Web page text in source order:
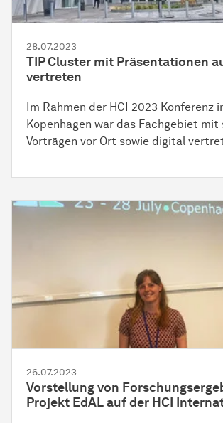
28.07.2023
TIP Cluster mit Präsentationen
vertreten
Im Rahmen der HCI 2023 Konferenz
Kopenhagen war das Fachgebiet mit
Vorträgen vor Ort sowie digital
26.07.2023
Vorstellung von
Projekt EdAL auf der HCI